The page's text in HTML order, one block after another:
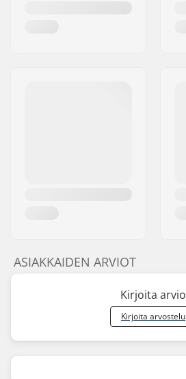
ASIAKKAIDEN ARVIOT
Kirjoita arvio
Kirjoita arvostelu